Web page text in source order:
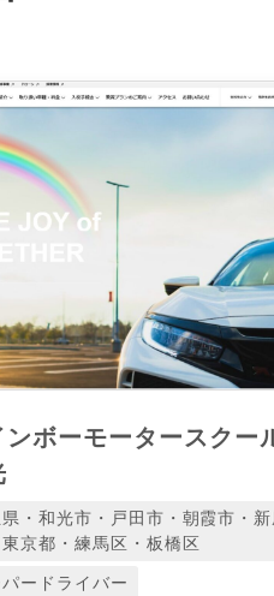
ンボーモータースクー
・和光市・戸田市・朝霞市・新
京都・練馬区・板橋区
ードライバー